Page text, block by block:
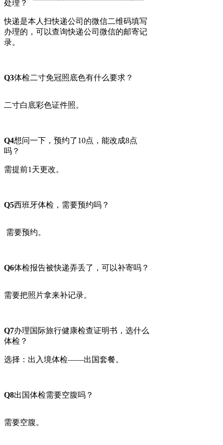
处理？
快递是本人扫快递公司的微信二维码填写
办理的，可以查询快递公司微信的邮寄记
录。
Q3体检二寸免冠照底色有什么要求？
二寸白底彩色证件照。
Q4想问一下，预约了10点，能改成8点
吗？
需提前1天更改。
Q5西班牙体检，需要预约吗？
需要预约。
Q6体检报告被快递弄丢了，可以补寄吗？
需要把照片拿来补记录。
Q7办理国际旅行健康检查证明书，选什么
体检？
选择：出入境体检——出国套餐。
Q8出国体检需要空腹吗？
需要空腹。